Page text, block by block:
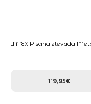
INTEX Piscina elevada
119,95€